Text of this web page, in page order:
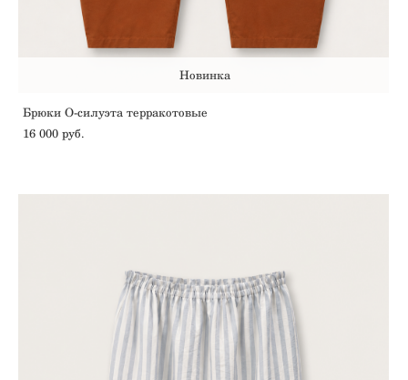
Новинка
Брюки О-силуэта терракотовые
16 000 pуб.